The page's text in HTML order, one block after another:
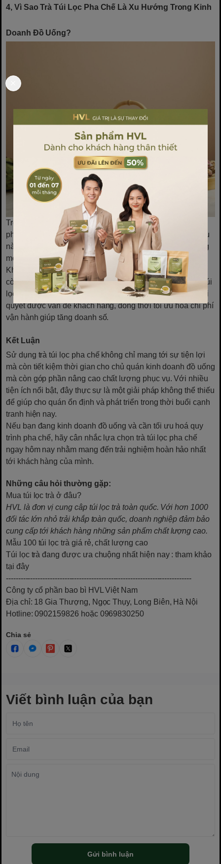
4, Vì Sao Trà Túi Lọc Pha Chế Là Xu Hướng Trong Kinh
Doanh Đồ Uống?
Trong một vài năm gần đây, xu hướng sử dụng trà túi lọc
pha chế đã tăng đáng kể tại các quán cafe và trà sữa. Điều
này phản ánh sự dịch chuyển trong hành vi tiêu dùng cùng
mong muốn cao hơn về sự tiện lợi và chất lượng.
Khách hàng hiện nay không chỉ quan tâm về hương vị mà
còn đòi hỏi cao sự chu đáo và tận tình trong phục vụ. Trà túi
lọc pha chế có thể là giải pháp hoàn hảo để giúp quán giải
quyết được vấn đề khách hàng, đồng thời tối ưu hoá chi phí
vận hành giúp tăng doanh số.
Kết Luận
Sử dụng trà túi lọc pha chế không chỉ mang tới sự tiện lợi
mà còn tiết kiệm thời gian cho chủ quán kinh doanh đồ uống
mà còn góp phần nâng cao chất lượng phục vụ. Với nhiều
tiện ích nổi bật, đây thực sự là một giải pháp không thể thiếu
để giúp cho quán ổn định và phát triển trong thời buổi cạnh
tranh hiện nay.
Nếu bạn đang kinh doanh đồ uống và cần tối ưu hoá quy
trình pha chế, hãy cân nhắc lựa chọn trà túi lọc pha chế
ngay hôm nay nhằm mang đến trải nghiệm hoàn hảo nhất
tới khách hàng của mình.
Những câu hỏi thường gặp:
Mua túi lọc trà ở đâu?
HVL là đơn vị cung câp túi lọc trà toàn quốc. Với hơn 1000
đối tác lớn nhỏ trải khắp toàn quốc, doanh nghiệp đảm bảo
cung cấp tới khách hàng những sản phẩm chất lượng cao.
Mẫu 100 túi lọc trà giá rẻ, chất lượng cao
Túi lọc trà đang được ưa chuộng nhất hiện nay: tham khảo
tại đây
----------------------------------------------------------------------------
Công ty cổ phần bao bì HVL Việt Nam
Địa chỉ: 18 Gia Thượng, Ngọc Thụy, Long Biên, Hà Nội
Hotline: 0902159826 hoặc 0969830250
Chia sẻ
Viết bình luận của bạn
Gửi bình luận